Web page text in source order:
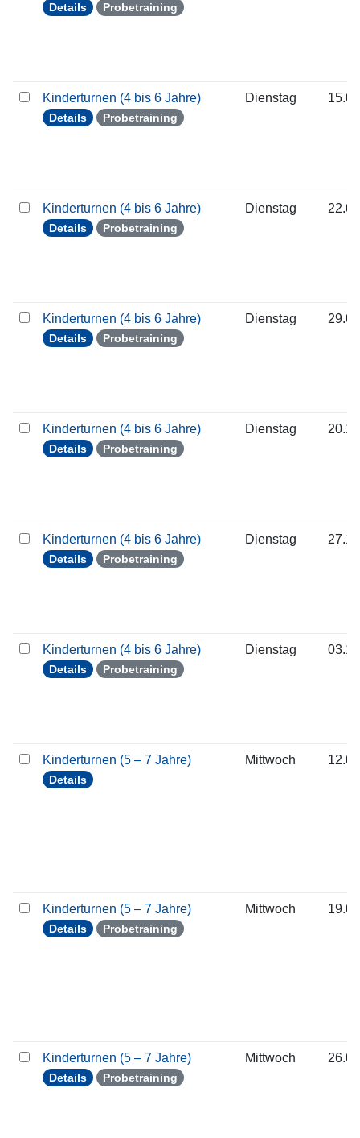
Details Probetraining
Kinderturnen (4 bis 6 Jahre)
Details Probetraining
Dienstag
Kinderturnen (4 bis 6 Jahre)
Details Probetraining
Dienstag
Kinderturnen (4 bis 6 Jahre)
Details Probetraining
Dienstag
Kinderturnen (4 bis 6 Jahre)
Details Probetraining
Dienstag
Kinderturnen (4 bis 6 Jahre)
Details Probetraining
Dienstag
Kinderturnen (4 bis 6 Jahre)
Details Probetraining
Dienstag
Kinderturnen (5 – 7 Jahre)
Details
Mittwoch
Kinderturnen (5 – 7 Jahre)
Details Probetraining
Mittwoch
Kinderturnen (5 – 7 Jahre)
Details Probetraining
Mittwoch